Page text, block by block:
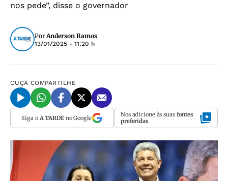
nos pede”, disse o governador
PorAnderson Ramos
13/01/2025 - 11:20 h
OUÇA COMPARTILHE
Siga o A TARDEno Google Nos adicione às suas fontes
preferidas